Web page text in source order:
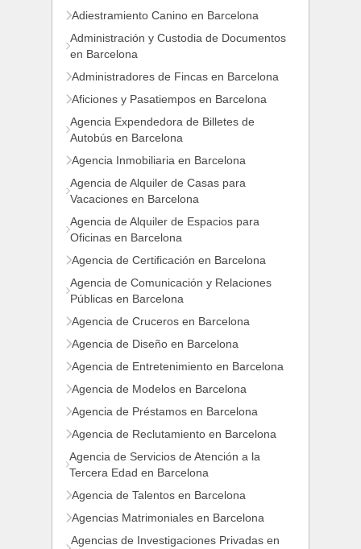
Adiestramiento Canino en Barcelona
Administración y Custodia de Documentos
en Barcelona
Administradores de Fincas en Barcelona
Aficiones y Pasatiempos en Barcelona
Agencia Expendedora de Billetes de
Autobús en Barcelona
Agencia Inmobiliaria en Barcelona
Agencia de Alquiler de Casas para
Vacaciones en Barcelona
Agencia de Alquiler de Espacios para
Oficinas en Barcelona
Agencia de Certificación en Barcelona
Agencia de Comunicación y Relaciones
Públicas en Barcelona
Agencia de Cruceros en Barcelona
Agencia de Diseño en Barcelona
Agencia de Entretenimiento en Barcelona
Agencia de Modelos en Barcelona
Agencia de Préstamos en Barcelona
Agencia de Reclutamiento en Barcelona
Agencia de Servicios de Atención a la
Tercera Edad en Barcelona
Agencia de Talentos en Barcelona
Agencias Matrimoniales en Barcelona
Agencias de Investigaciones Privadas en